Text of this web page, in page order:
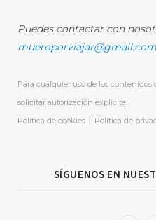
Puedes contactar con
mueroporviajar@gmail.com
Para cualquier uso de los
solicitar autorización explícita.
Politica de cookies | Política de
SÍGUENOS EN